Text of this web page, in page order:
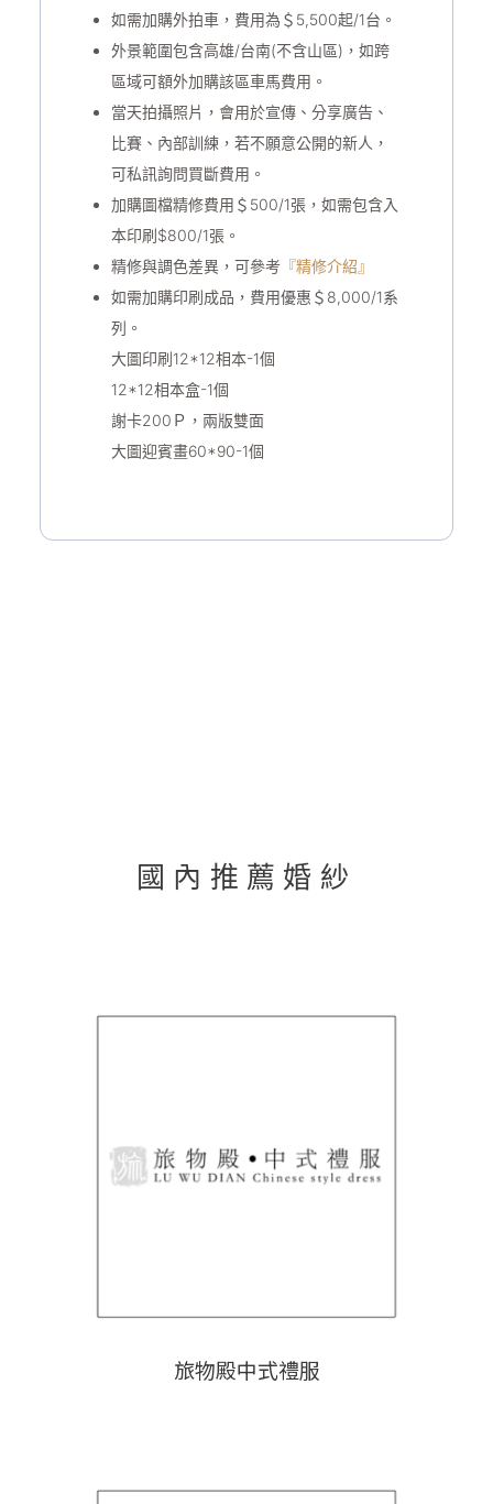
如需加購外拍車，費用為＄5,500起/1台。
外景範圍包含高雄/台南(不含山區)，如跨
區域可額外加購該區車馬費用。
當天拍攝照片，會用於宣傳、分享廣告、
比賽、內部訓練，若不願意公開的新人，
可私訊詢問買斷費用。
加購圖檔精修費用＄500/1張，如需包含入
本印刷$800/1張。
精修與調色差異，可參考 『精修介紹』
如需加購印刷成品，費用優惠＄8,000/1系
列。
大圖印刷12*12相本-1個
12*12相本盒-1個
謝卡200Ｐ，兩版雙面
大圖迎賓畫60*90-1個
國內推薦婚紗
旅物殿中式禮服